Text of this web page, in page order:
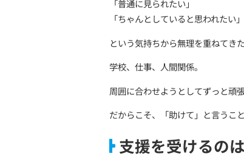
「助けてもらう
意外かもしれません
周囲を気にしたり、
そのため、「助けて
でも、人間関係は本